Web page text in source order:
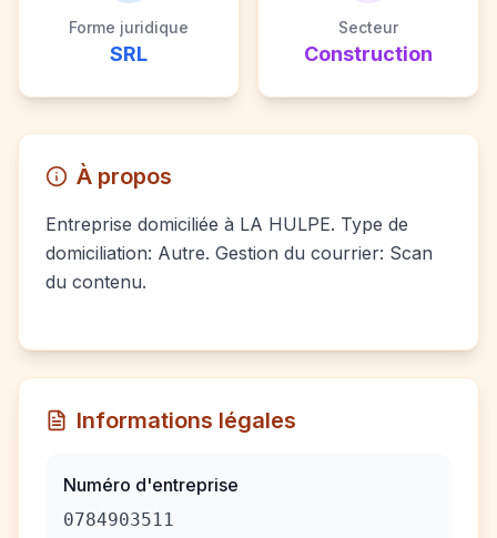
Forme juridique
SRL
Secteur
Construction
À propos
Entreprise domiciliée à LA HULPE. Type de
domiciliation: Autre. Gestion du courrier: Scan
du contenu.
Informations légales
Numéro d'entreprise
0784903511